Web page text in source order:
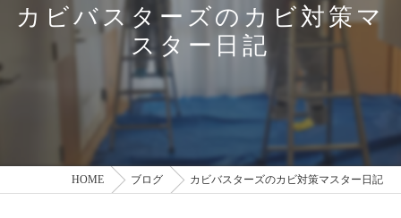
カビバスターズのカビ対策マ
スター日記
HOME ブログ カビバスターズのカビ対策マスター日記